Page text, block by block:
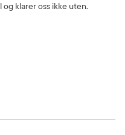
klarer oss ikke uten.